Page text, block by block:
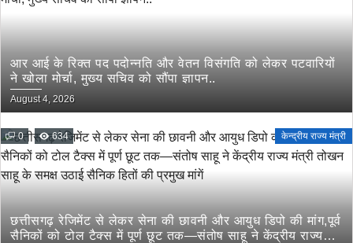
आर आई के रिक्त पद पदोन्नति और वेतन विसंगति को लेकर पटवारियों
ने खोला मोर्चा, मुख्य सचिव को सौंपा ज्ञापन..
August 4, 2026
0 634 केन्द्रीय राज्य मंत्री
छत्तीसगढ़ रेजिमेंट से लेकर सेना की छावनी और आयुध डिपो की मांग,पूर्व
सैनिकों को टोल टैक्स में पूर्ण छूट तक—संतोष साहू ने केंद्रीय राज्य